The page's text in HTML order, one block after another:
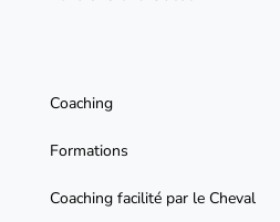
Coaching
Formations
Coaching facilité par le Cheval